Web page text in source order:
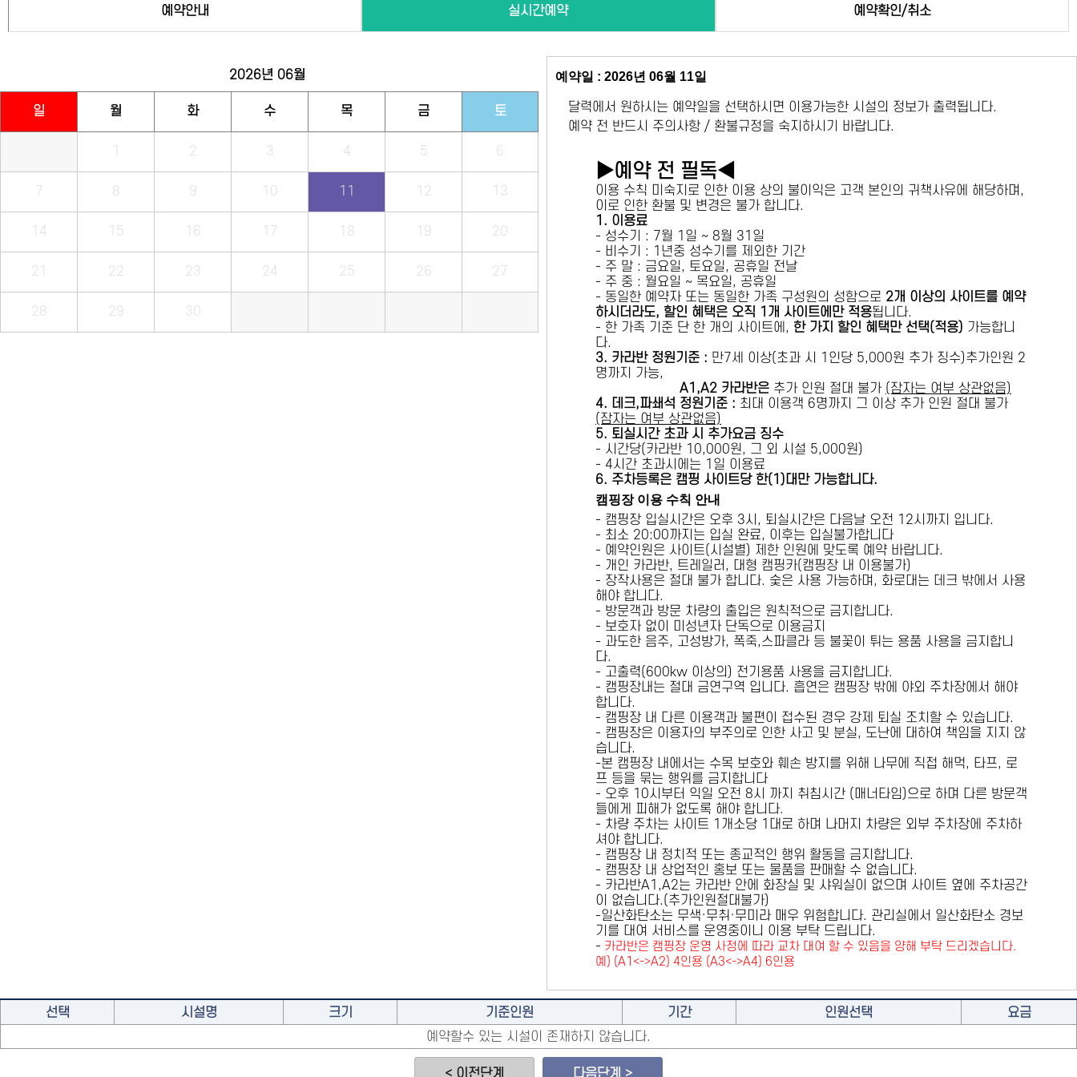
예약안내 실시간예약 예약확인/취소
2026년 06월
일 월 화 수 목 금 토
1 2 3 4 5 6
7 8 9 10 11 12 13
14 15 16 17 18 19 20
21 22 23 24 25 26 27
28 29 30
예약일 : 2026년 06월 11일
달력에서 원하시는 예약일을 선택하시면 이용가능한 시설의 정보가 출력됩니다.
예약 전 반드시 주의사항 / 환불규정을 숙지하시기 바랍니다.
▶예약 전 필독◀
이용 수칙 미숙지로 인한 이용 상의 불이익은 고객 본인의 귀책사유에 해당하며,
이로 인한 환불 및 변경은 불가 합니다.
1. 이용료
- 성수기 : 7월 1일 ~ 8월 31일
- 비수기 : 1년중 성수기를 제외한 기간
- 주 말 : 금요일, 토요일, 공휴일 전날
- 주 중 : 월요일 ~ 목요일, 공휴일
- 동일한 예약자 또는 동일한 가족 구성원의 성함으로 2개 이상의 사이트를 예약
하시더라도, 할인 혜택은 오직 1개 사이트에만 적용됩니다.
- 한 가족 기준 단 한 개의 사이트에, 한 가지 할인 혜택만 선택(적용) 가능합니
다.
3. 카라반 정원기준 : 만7세 이상(초과 시 1인당 5,000원 추가 징수)추가인원 2
명까지 가능,
A1,A2 카라반은 추가 인원 절대 불가 (잠자는 여부 상관없음)
4. 데크,파쇄석 정원기준 : ​최대 이용객 6명까지 그 이상 추가 인원 절대 불가
(잠자는 여부 상관없음)
5. 퇴실시간 초과 시 추가요금 징수
- 시간당(카라반 10,000원, 그 외 시설 5,000원)
- 4시간 초과시에는 1일 이용료
6. 주차등록은 캠핑 사이트당 한(1)대만 가능합니다.
캠핑장 이용 수칙 안내
- 캠핑장 입실시간은 오후 3시, 퇴실시간은 다음날 오전 12시까지 입니다.
- 최소 20:00까지는 입실 완료, 이후는 입실불가합니다
- 예약인원은 사이트(시설별) 제한 인원에 맞도록 예약 바랍니다.
- 개인 카라반, 트레일러, 대형 캠핑카(캠핑장 내 이용불가)
- 장작사용은 절대 불가 합니다. 숯은 사용 가능하며, 화로대는 데크 밖에서 사용
해야 합니다.
- 방문객과 방문 차량의 출입은 원칙적으로 금지합니다.
- 보호자 없이 미성년자 단독으로 이용금지
- 과도한 음주, 고성방가, 폭죽,스파클라 등 불꽃이 튀는 용품 사용을 금지합니
다.
- 고출력(600kw 이상의) 전기용품 사용을 금지합니다.
- 캠핑장내는 절대 금연구역 입니다. 흡연은 캠핑장 밖에 야외 주차장에서 해야
합니다.
- 캠핑장 내 다른 이용객과 불편이 접수된 경우 강제 퇴실 조치할 수 있습니다.
- 캠핑장은 이용자의 부주의로 인한 사고 및 분실, 도난에 대하여 책임을 지지 않
습니다.
-본 캠핑장 내에서는 수목 보호와 훼손 방지를 위해 나무에 직접 해먹, 타프, 로
프 등을 묶는 행위를 금지 합니다
- 오후 10시부터 익일 오전 8시 까지 취침시간 (매너타임)으로 하며 다른 방문객
들에게 피해가 없도록 해야 합니다.
- 차량 주차는 사이트 1개소당 1대로 하며 나머지 차량은 외부 주차장에 주차하
셔야 합니다.
- 캠핑장 내 정치적 또는 종교적인 행위 활동을 금지합니다.
- 캠핑장 내 상업적인 홍보 또는 물품을 판매할 수 없습니다.
- 카라반A1,A2는 카라반 안에 화장실 및 샤워실이 없으며 사이트 옆에 주차공간
이 없습니다.(추가인원절대불가)
-일산화탄소는 무색·무취·무미라 매우 위험합니다. 관리실에서 일산화탄소 경보
기를 대여 서비스를 운영중이니 이용 부탁 드립니다.
- 카라반은 캠핑장 운영 사정에 따라 교차 대여 할 수 있음을 양해 부탁 드리겠습니다.
예) (A1<->A2) 4인용 (A3<->A4) 6인용
선택 시설명 크기 기준인원 기간 인원선택
요금
예약할수 있는 시설이 존재하지 않습니다.
< 이전단계 다음단계 >